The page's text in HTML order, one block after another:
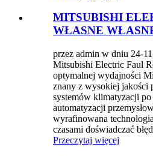
MITSUBISHI
WŁASNE
przez admin w dniu 24-
Mitsubishi Electric Faul
optymalnej wydajności
znany z wysokiej jakości
systemów klimatyzacji po
automatyzacji
wyrafinowana
czasami doświadczać
Przeczytaj więcej